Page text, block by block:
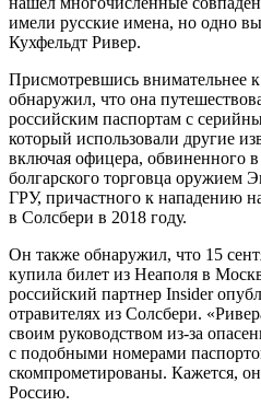
имели русские имена, но одно
Кухфельдт Ривер.
Присмотревшись внимательнее
обнаружил, что она
российским паспортам с
который использовали другие
включая офицера, обвиненного
болгарского торговца оружием
ГРУ, причастного к нападению
в Солсбери в 2018 году.
Он также обнаружил, что 15
купила билет из Неаполя в
российский партнер Insider
отравителях из Солсбери.
своим руководством из-за
с подобными номерами
скомпрометированы. Кажется,
Россию.